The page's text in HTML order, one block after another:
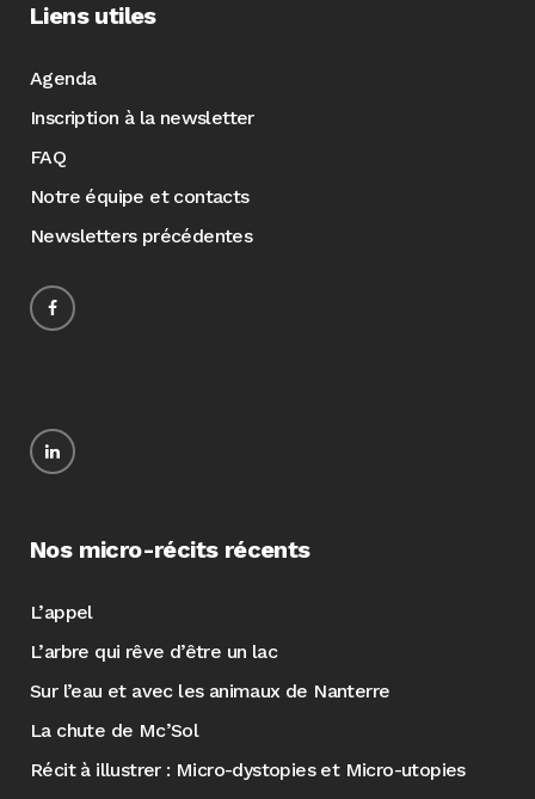
Liens utiles
Agenda
Inscription à la newsletter
FAQ
Notre équipe et contacts
Newsletters précédentes
Nos micro-récits récents
L’appel
L’arbre qui rêve d’être un lac
Sur l’eau et avec les animaux de Nanterre
La chute de Mc’Sol
Récit à illustrer : Micro-dystopies et Micro-utopies